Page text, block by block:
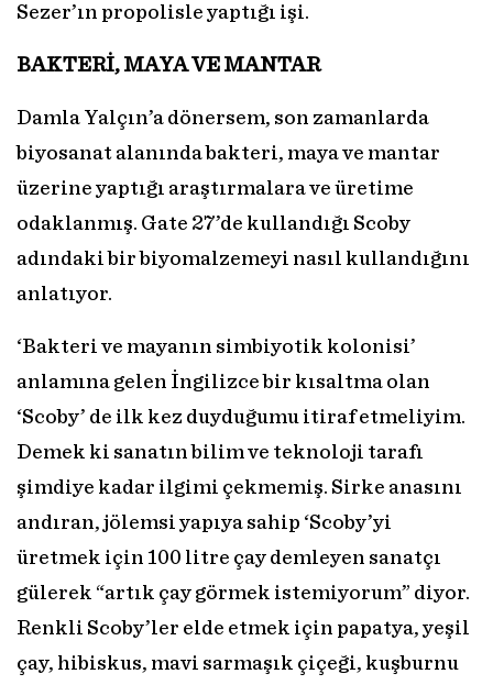
Sezer’ın propolisle yaptığı işi.
BAKTERİ, MAYA VE MANTAR
Damla Yalçın’a dönersem, son zamanlarda
biyosanat alanında bakteri, maya ve mantar
üzerine yaptığı araştırmalara ve üretime
odaklanmış. Gate 27’de kullandığı Scoby
adındaki bir biyomalzemeyi nasıl kullandığını
anlatıyor.
‘Bakteri ve mayanın simbiyotik kolonisi’
anlamına gelen İngilizce bir kısaltma olan
‘Scoby’ de ilk kez duyduğumu itiraf etmeliyim.
Demek ki sanatın bilim ve teknoloji tarafı
şimdiye kadar ilgimi çekmemiş. Sirke anasını
andıran, jölemsi yapıya sahip ‘Scoby’yi
üretmek için 100 litre çay demleyen sanatçı
gülerek “artık çay görmek istemiyorum” diyor.
Renkli Scoby’ler elde etmek için papatya, yeşil
çay, hibiskus, mavi sarmaşık çiçeği, kuşburnu